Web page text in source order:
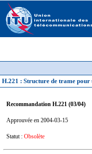
H.221 : Structure de trame pour
Recommandation H.221 (03/04)
Approuvée en 2004-03-15
Statut : Obsolète